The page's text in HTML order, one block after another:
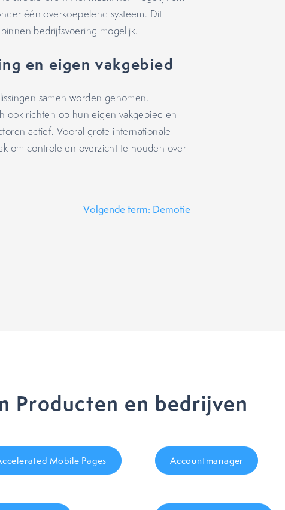
één overkoepelend systeem. Dit
bedrijfsvoering mogelijk.
en eigen vakgebied
samen worden genomen.
ook richten op hun eigen vakgebied en
actief. Vooral grote internationale
om controle en overzicht te houden over
Volgende term: Demotie
Producten en bedrijven
Mobile Pages Accountmanager